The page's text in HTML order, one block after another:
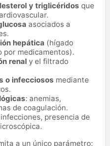
y triglicéridos que
asociados a
hepática (hígado
por medicamentos).
renal y el filtrado
o infecciosos mediante
: anemias,
de coagulación.
presencia de
a un único parámetro: